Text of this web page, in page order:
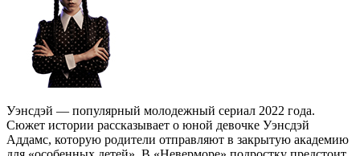
Уэнсдэй — популярный молодежный сериал 2022 года.
Сюжет истории рассказывает о юной девочке Уэнсдэй
Аддамс, которую родители отправляют в закрытую академию